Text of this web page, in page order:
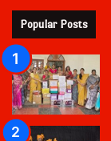
Popular Posts